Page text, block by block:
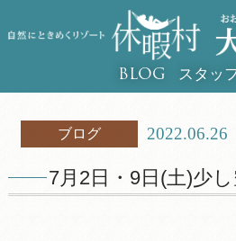
BLOG スタッ
ブログ 2022.06.26
7月2日・9日(土)少